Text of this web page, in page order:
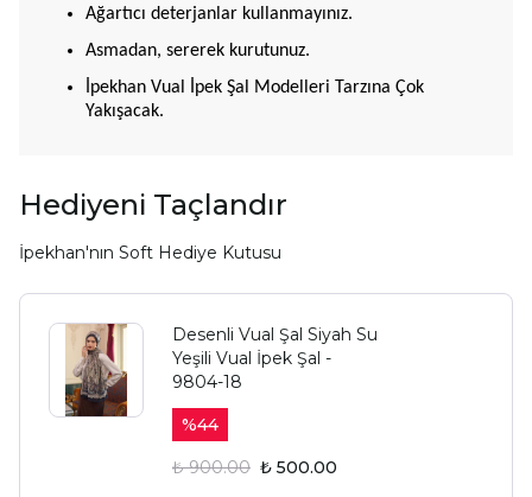
Ağartıcı deterjanlar kullanmayınız.
Asmadan, sererek kurutunuz.
İpekhan Vual İpek Şal Modelleri Tarzına Çok
Yakışacak.
Hediyeni Taçlandır
İpekhan'nın Soft Hediye Kutusu
Desenli Vual Şal Siyah Su
Yeşili Vual İpek Şal -
9804-18
%44
₺ 900.00 ₺ 500.00